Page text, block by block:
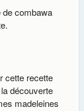
de combawa
cette recette
découverte
madeleines